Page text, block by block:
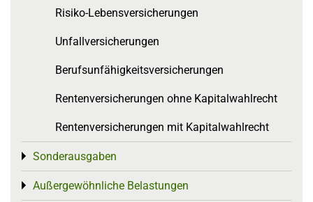
Risiko-Lebensversicherungen
Unfallversicherungen
Berufsunfähigkeitsversicherungen
Rentenversicherungen ohne Kapitalwahlrecht
Rentenversicherungen mit Kapitalwahlrecht
Sonderausgaben
Toggle menu
Außergewöhnliche Belastungen
Toggle menu